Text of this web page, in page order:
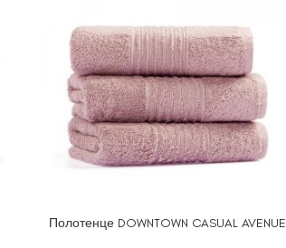
ВЫБЕРИТЕ ПАРАМЕТРЫ
Полотенце DOWNTOWN CASUAL AVENUE